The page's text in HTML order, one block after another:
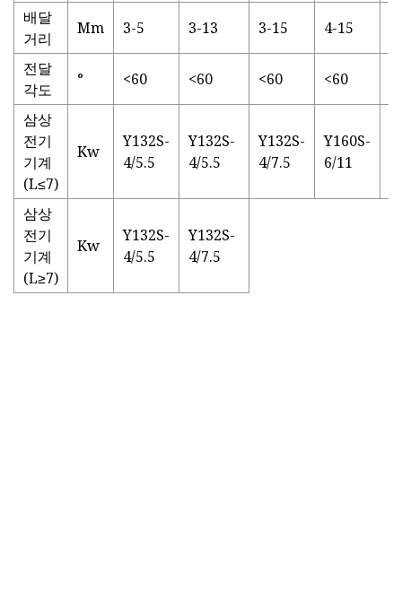
배달
거리
Mm 3-5 3-13 3-15 4-15
전달
각도
° <60 <60 <60 <60
삼상
전기
기계
(L≤7)
Kw
Y132S-
4/5.5
Y132S-
4/5.5
Y132S-
4/7.5
Y160S-
6/11
삼상
전기
기계
(L≥7)
Kw
Y132S-
4/5.5
Y132S-
4/7.5